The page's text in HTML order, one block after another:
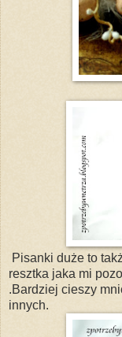
Pisanki duże to
resztka jaka mi
.Bardziej cieszy
innych.